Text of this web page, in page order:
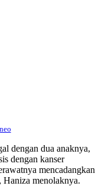
dengan dua anaknya,
dengan kanser
mencadangkan
Haniza menolaknya.